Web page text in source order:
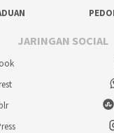
JARINGAN SOCIAL